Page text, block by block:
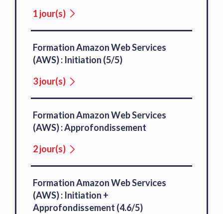
1 jour(s)
Formation Amazon Web Services
(AWS) : Initiation (5/5)
3 jour(s)
Formation Amazon Web Services
(AWS) : Approfondissement
2 jour(s)
Formation Amazon Web Services
(AWS) : Initiation +
Approfondissement (4.6/5)